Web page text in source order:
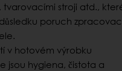
tvarovacími stroji atd.,
poruch
v hotovém výrobku
jsou hygiena, čistota a